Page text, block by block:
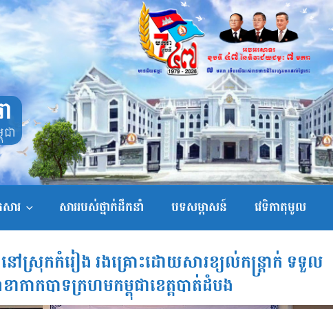
ា
ារ សាររបស់ថ្នាក់ដឹកនាំ បទសម្ភាសន៍ វេទិកាតុមូល
ៅស្រុកកំរៀង រងគ្រោះដោយសារខ្យល់កន្ដ្រាក់ ទទួល
ាកបាទក្រហមកម្ពុជាខេត្តបាត់ដំបង